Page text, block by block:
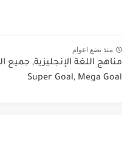
منذ بضع اعوام
مناهج اللغة الإنجليزية, جميع
Super Goal, Mega Goal